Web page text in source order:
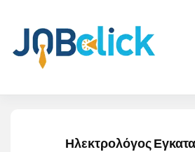
Ηλεκτρολόγος